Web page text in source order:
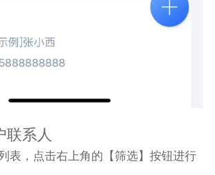
联系人
表，点击右上角的【筛选】按钮进行